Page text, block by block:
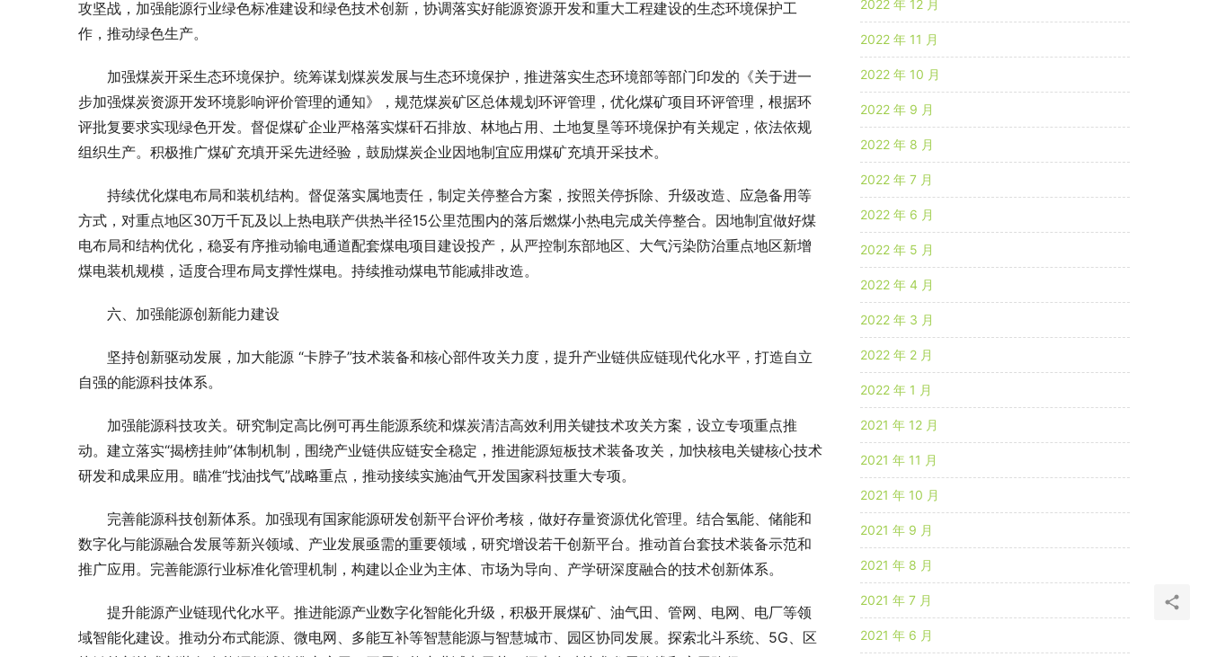
攻坚战，加强能源行业绿色标准建设和绿色技术创新，协调落实好能源资源开发和重大工程建设的生态环境保护工
作，推动绿色生产。
加强煤炭开采生态环境保护。统筹谋划煤炭发展与生态环境保护，推进落实生态环境部等部门印发的《关于进一
步加强煤炭资源开发环境影响评价管理的通知》，规范煤炭矿区总体规划环评管理，优化煤矿项目环评管理，根据环
评批复要求实现绿色开发。督促煤矿企业严格落实煤矸石排放、林地占用、土地复垦等环境保护有关规定，依法依规
组织生产。积极推广煤矿充填开采先进经验，鼓励煤炭企业因地制宜应用煤矿充填开采技术。
持续优化煤电布局和装机结构。督促落实属地责任，制定关停整合方案，按照关停拆除、升级改造、应急备用等
方式，对重点地区30万千瓦及以上热电联产供热半径15公里范围内的落后燃煤小热电完成关停整合。因地制宜做好煤
电布局和结构优化，稳妥有序推动输电通道配套煤电项目建设投产，从严控制东部地区、大气污染防治重点地区新增
煤电装机规模，适度合理布局支撑性煤电。持续推动煤电节能减排改造。
六、加强能源创新能力建设
坚持创新驱动发展，加大能源 “卡脖子”技术装备和核心部件攻关力度，提升产业链供应链现代化水平，打造自立
自强的能源科技体系。
加强能源科技攻关。研究制定高比例可再生能源系统和煤炭清洁高效利用关键技术攻关方案，设立专项重点推
动。建立落实“揭榜挂帅”体制机制，围绕产业链供应链安全稳定，推进能源短板技术装备攻关，加快核电关键核心技术
研发和成果应用。瞄准“找油找气”战略重点，推动接续实施油气开发国家科技重大专项。
完善能源科技创新体系。加强现有国家能源研发创新平台评价考核，做好存量资源优化管理。结合氢能、储能和
数字化与能源融合发展等新兴领域、产业发展亟需的重要领域，研究增设若干创新平台。推动首台套技术装备示范和
推广应用。完善能源行业标准化管理机制，构建以企业为主体、市场为导向、产学研深度融合的技术创新体系。
提升能源产业链现代化水平。推进能源产业数字化智能化升级，积极开展煤矿、油气田、管网、电网、电厂等领
域智能化建设。推动分布式能源、微电网、多能互补等智慧能源与智慧城市、园区协同发展。探索北斗系统、5G、区
2022 年 12 月
2022 年 11 月
2022 年 10 月
2022 年 9 月
2022 年 8 月
2022 年 7 月
2022 年 6 月
2022 年 5 月
2022 年 4 月
2022 年 3 月
2022 年 2 月
2022 年 1 月
2021 年 12 月
2021 年 11 月
2021 年 10 月
2021 年 9 月
2021 年 8 月
2021 年 7 月
2021 年 6 月